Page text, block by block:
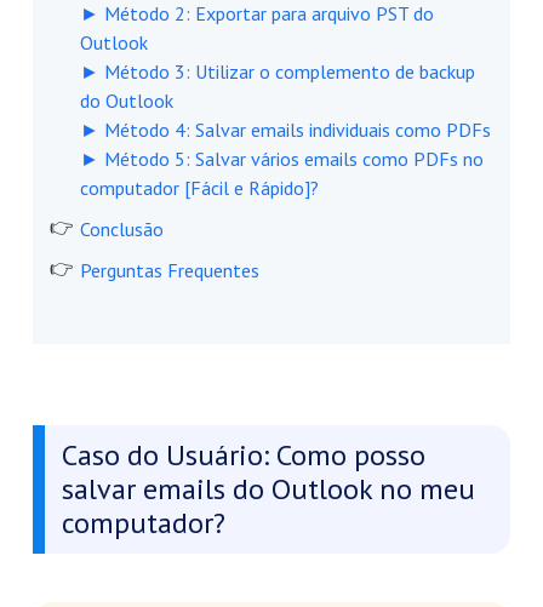
► Método 2: Exportar para arquivo PST do
Outlook
► Método 3: Utilizar o complemento de backup
do Outlook
► Método 4: Salvar emails individuais como PDFs
► Método 5: Salvar vários emails como PDFs no
computador [Fácil e Rápido]?
Conclusão
Perguntas Frequentes
Caso do Usuário: Como posso
salvar emails do Outlook no meu
computador?